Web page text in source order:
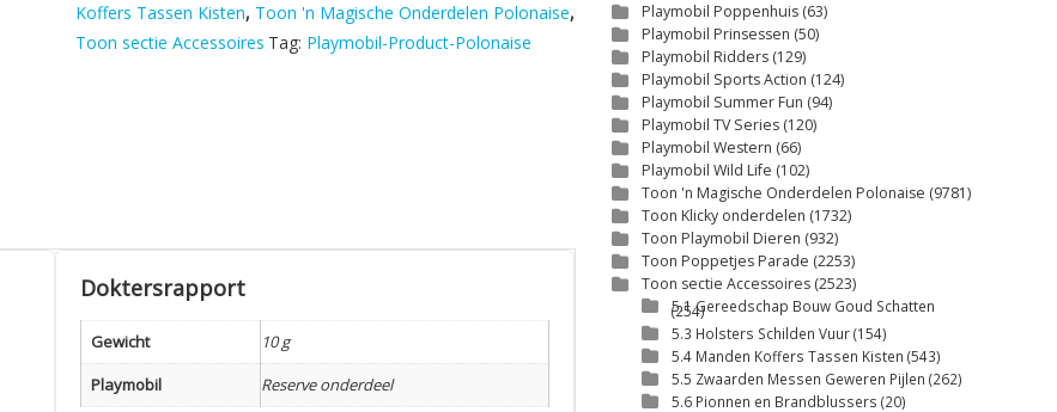
Koffers Tassen Kisten, Toon 'n Magische Onderdelen Polonaise,
Toon sectie Accessoires Tag: Playmobil-Product-Polonaise
Doktersrapport
Gewicht
10 g
Playmobil
Reserve onderdeel
Playmobil Poppenhuis (63)
Playmobil Prinsessen (50)
Playmobil Ridders (129)
Playmobil Sports Action (124)
Playmobil Summer Fun (94)
Playmobil TV Series (120)
Playmobil Western (66)
Playmobil Wild Life (102)
Toon 'n Magische Onderdelen Polonaise (9781)
Toon Klicky onderdelen (1732)
Toon Playmobil Dieren (932)
Toon Poppetjes Parade (2253)
Toon sectie Accessoires (2523)
5.1 Gereedschap Bouw Goud Schatten
(254)
5.3 Holsters Schilden Vuur(154)
5.4 Manden Koffers Tassen Kisten (543)
5.5 Zwaarden Messen Geweren Pijlen (262)
5.6 Pionnen en Brandblussers (20)